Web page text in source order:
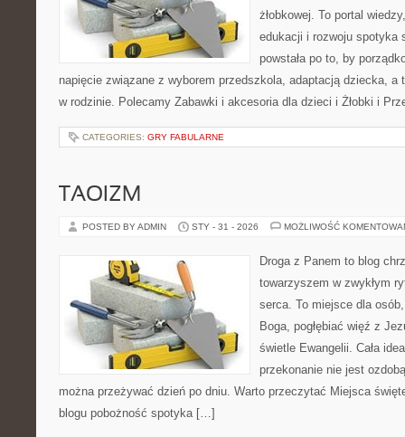
żłobkowej. To portal
edukacji i rozwoju spotyka
powstała po to, by
napięcie związane z wyborem przedszkola, adaptacją dziecka, a
w rodzinie. Polecamy Zabawki i akcesoria dla dzieci i Żłobki i
CATEGORIES: GRY FABULARNE
TAOIZM
POSTED BY ADMIN STY - 31 - 2026 MOŻLIWOŚĆ
Droga z Panem to blog
towarzyszem w zwykłym
serca. To miejsce dla
Boga, pogłębiać więź z
świetle Ewangelii. Cała
przekonanie nie jest
można przeżywać dzień po dniu. Warto przeczytać Miejsca
blogu pobożność spotyka […]